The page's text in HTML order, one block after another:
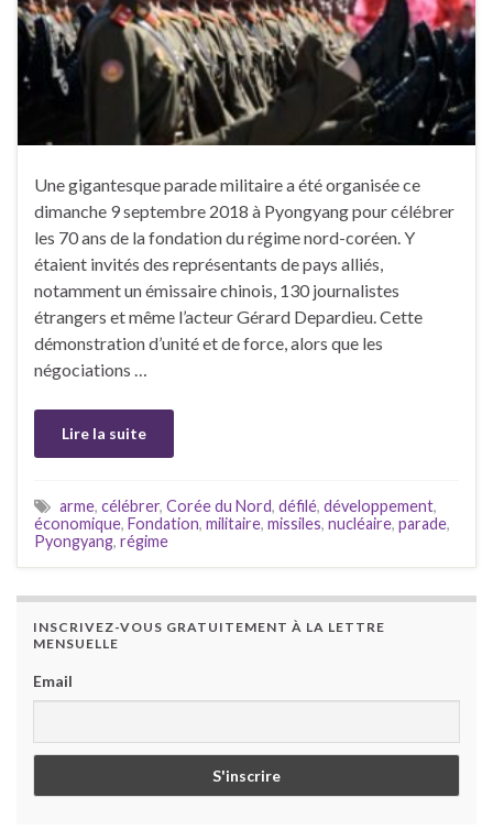
Une gigantesque parade militaire a été organisée ce
dimanche 9 septembre 2018 à Pyongyang pour célébrer
les 70 ans de la fondation du régime nord-coréen. Y
étaient invités des représentants de pays alliés,
notamment un émissaire chinois, 130 journalistes
étrangers et même l’acteur Gérard Depardieu. Cette
démonstration d’unité et de force, alors que les
négociations …
Lire la suite
arme, célébrer, Corée du Nord, défilé, développement,
économique, Fondation, militaire, missiles, nucléaire, parade,
Pyongyang, régime
INSCRIVEZ-VOUS GRATUITEMENT À LA LETTRE
MENSUELLE
Email